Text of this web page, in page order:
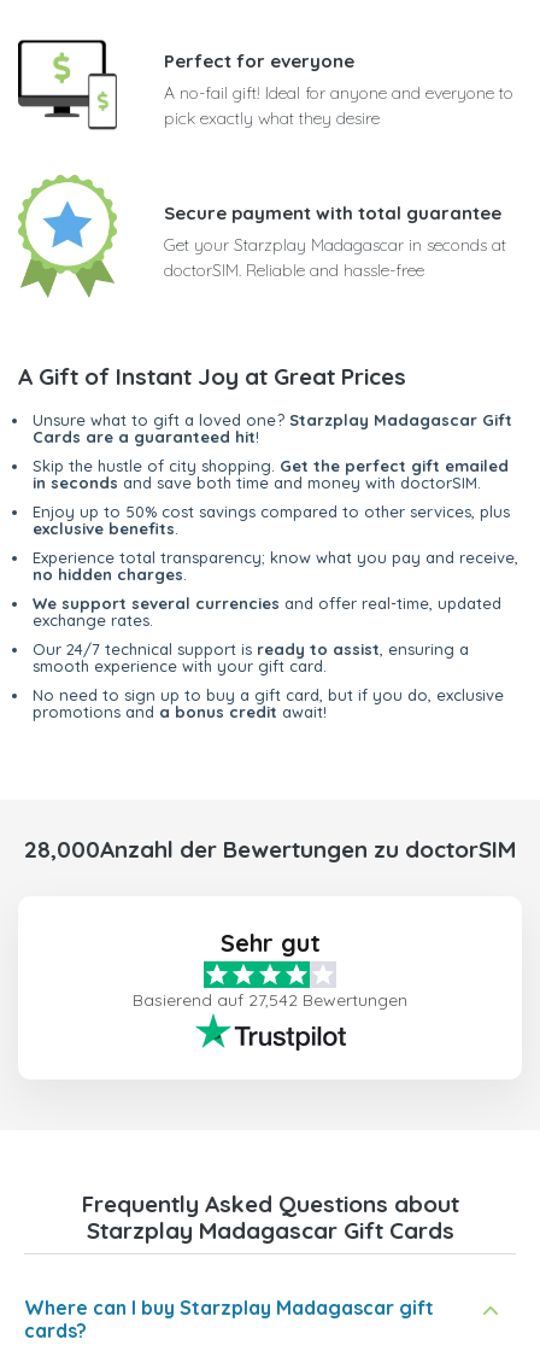
Perfect for everyone
A no-fail gift! Ideal for anyone and everyone to
pick exactly what they desire
Secure payment with total guarantee
Get your Starzplay Madagascar in seconds at
doctorSIM. Reliable and hassle-free
A Gift of Instant Joy at Great Prices
Unsure what to gift a loved one? Starzplay Madagascar Gift
Cards are a guaranteed hit!
Skip the hustle of city shopping. Get the perfect gift emailed
in seconds and save both time and money with doctorSIM.
Enjoy up to 50% cost savings compared to other services, plus
exclusive benefits
Experience total transparency; know what you pay and receive,
no hidden charges
We support several currencies and offer real-time, updated
exchange rates.
Our 24/7 technical support is ready to assist , ensuring a
smooth experience with your gift card.
No need to sign up to buy a gift card, but if you do, exclusive
promotions and a bonus credit await!
28,000Anzahl der Bewertungen zu doctorSIM
Sehr gut
Basierend auf 27,542 Bewertungen
Frequently Asked Questions about
Starzplay Madagascar Gift Cards
Where can I buy Starzplay Madagascar gift
cards?